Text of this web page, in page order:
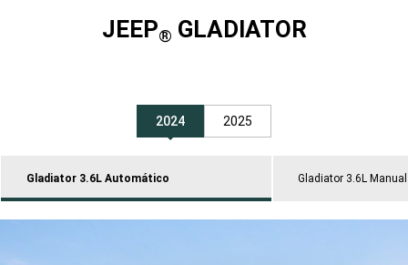
JEEP® GLADIATOR
2024 2025
Gladiator 3.6L Automático Gladiator 3.6L Manual